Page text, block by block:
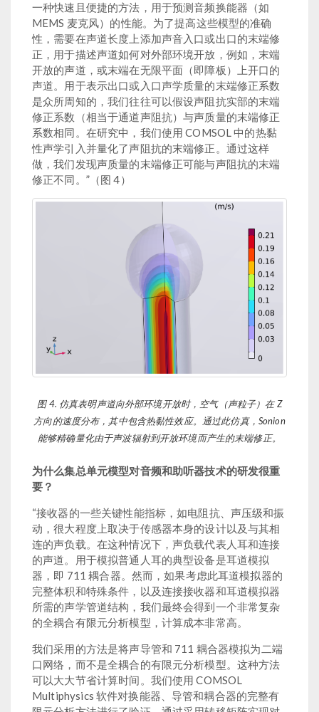
一种快速且便捷的方法，用于预测音频换能器（如
MEMS 麦克风）的性能。为了提高这些模型的准确
性，需要在声道长度上添加声音入口或出口的末端修
正，用于描述声道如何对外部环境开放，例如，末端
开放的声道，或末端在无限平面（即障板）上开口的
声道。用于表示出口或入口声学质量的末端修正系数
是众所周知的，我们往往可以假设声阻抗实部的末端
修正系数（相当于通道声阻抗）与声质量的末端修正
系数相同。在研究中，我们使用 COMSOL 中的热黏
性声学引入并量化了声阻抗的末端修正。通过这样
做，我们发现声质量的末端修正可能与声阻抗的末端
修正不同。”（图 4）
图 4. 仿真表明声道向外部环境开放时，空气（声粒子）在 Z
方向的速度分布，其中包含热黏性效应。通过此仿真，Sonion
能够精确量化由于声波辐射到开放环境而产生的末端修正。
为什么集总单元模型对音频和助听器技术的研发很重
要？
“接收器的一些关键性能指标，如电阻抗、声压级和振
动，很大程度上取决于传感器本身的设计以及与其相
连的声负载。在这种情况下，声负载代表人耳和连接
的声道。用于模拟普通人耳的典型设备是耳道模拟
器，即 711 耦合器。然而，如果考虑此耳道模拟器的
完整体积和特殊条件，以及连接接收器和耳道模拟器
所需的声学管道结构，我们最终会得到一个非常复杂
的全耦合有限元分析模型，计算成本非常高。
我们采用的方法是将声导管和 711 耦合器模拟为二端
口网络，而不是全耦合的有限元分析模型。这种方法
可以大大节省计算时间。我们使用 COMSOL
Multiphysics 软件对换能器、导管和耦合器的完整有